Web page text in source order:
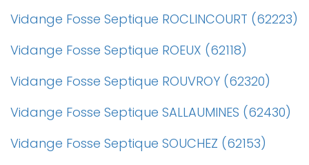
Vidange Fosse Septique ROCLINCOURT (62223)
Vidange Fosse Septique ROEUX (62118)
Vidange Fosse Septique ROUVROY (62320)
Vidange Fosse Septique SALLAUMINES (62430)
Vidange Fosse Septique SOUCHEZ (62153)